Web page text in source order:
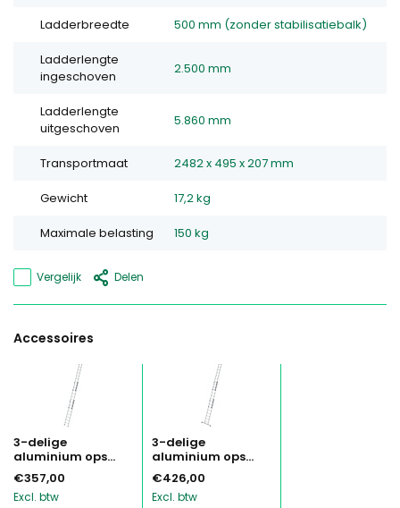
Ladderbreedte 500 mm (zonder stabilisatiebalk)
Ladderlengte
ingeschoven
2.500 mm
Ladderlengte
uitgeschoven
5.860 mm
Transportmaat 2482 x 495 x 207 mm
Gewicht 17,2 kg
Maximale belasting 150 kg
Vergelijk Delen
Accessoires
3-delige
aluminium ops...
€357,00
Excl. btw
3-delige
aluminium ops...
€426,00
Excl. btw